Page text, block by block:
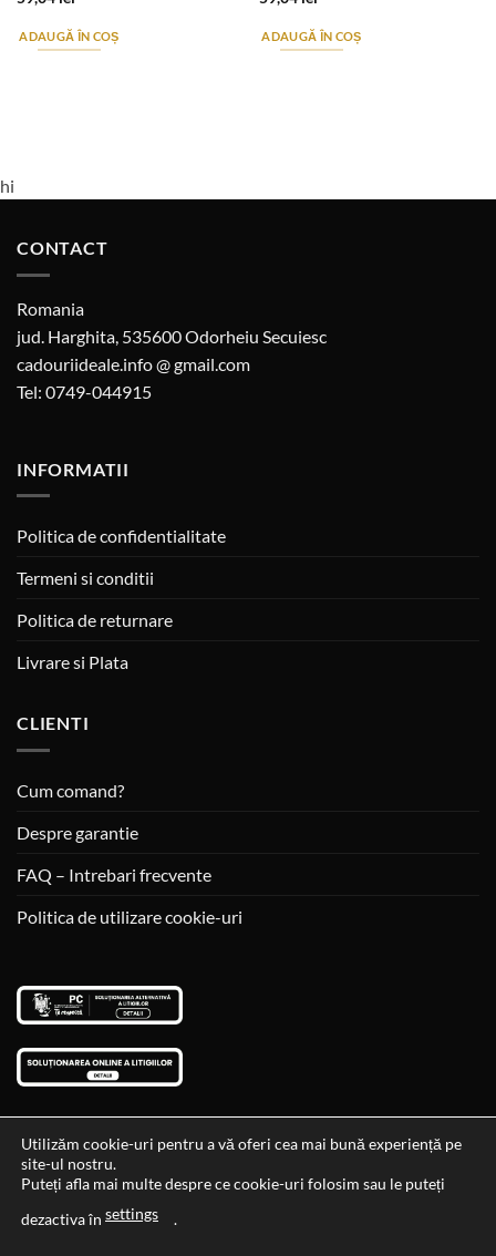
ADAUGĂ ÎN COȘ ADAUGĂ ÎN COȘ
hi
CONTACT
Romania
jud. Harghita, 535600 Odorheiu Secuiesc
cadouriideale.info @ gmail.com
Tel: 0749-044915
INFORMATII
Politica de confidentialitate
Termeni si conditii
Politica de returnare
Livrare si Plata
CLIENTI
Cum comand?
Despre garantie
FAQ – Intrebari frecvente
Politica de utilizare cookie-uri
Data si ora ultimei actualizari al stocului si ale preturilor: 29-12-
Utilizăm cookie-uri pentru a vă oferi cea mai bună experiență pe
site-ul nostru.
Puteți afla mai multe despre ce cookie-uri folosim sau le puteți
dezactiva în settings .